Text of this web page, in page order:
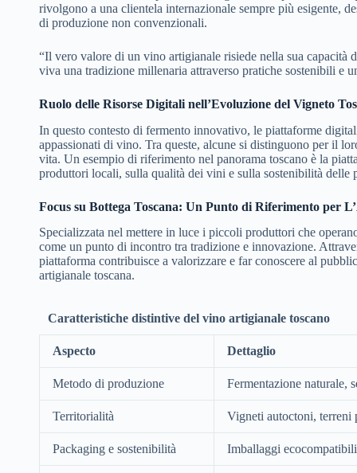
rivolgono a una clientela internazionale sempre più esigente,
di produzione non convenzionali.
“Il vero valore di un vino artigianale risiede nella sua capacità
viva una tradizione millenaria attraverso pratiche sostenibili e
Ruolo delle Risorse Digitali nell’Evoluzione del Vigneto
In questo contesto di fermento innovativo, le piattaforme
appassionati di vino. Tra queste, alcune si distinguono per il
vita. Un esempio di riferimento nel panorama toscano è la
produttori locali, sulla qualità dei vini e sulla sostenibilità delle
Focus su Bottega Toscana: Un Punto di Riferimento per
Specializzata nel mettere in luce i piccoli produttori che
come un punto di incontro tra tradizione e innovazione.
piattaforma contribuisce a valorizzare e far conoscere al
artigianale toscana.
Caratteristiche distintive del vino artigianale toscano
Aspecto Dettaglio
Metodo di produzione Fermentazione naturale,
Territorialità Vigneti autoctoni, terreni
Packaging e sostenibilità Imballaggi